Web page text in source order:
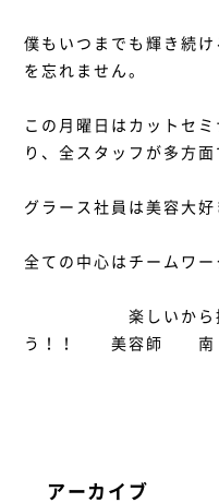
僕もいつまでも輝き続
を忘れません。
この月曜日はカットセ
り、全スタッフが多方
グラース社員は美容大好
全ての中心はチームワー
楽しいから挑
う！！ 美容師 南
アーカイブ